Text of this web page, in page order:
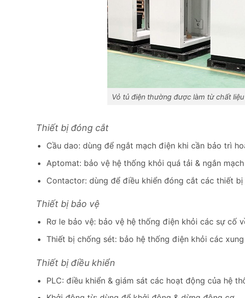
Vỏ tủ điện thường được làm từ chất
Thiết bị đóng cắt
Cầu dao: dùng để ngắt mạch điện khi cần bảo trì
Aptomat: bảo vệ hệ thống khỏi quá tải & ngắn mạch
Contactor: dùng để điều khiển đóng cắt các thiết
Thiết bị bảo vệ
Rơ le bảo vệ: bảo vệ hệ thống điện khỏi các sự cố
Thiết bị chống sét: bảo hệ thống điện khỏi các
Thiết bị điều khiển
PLC: điều khiển & giám sát các hoạt động của hệ